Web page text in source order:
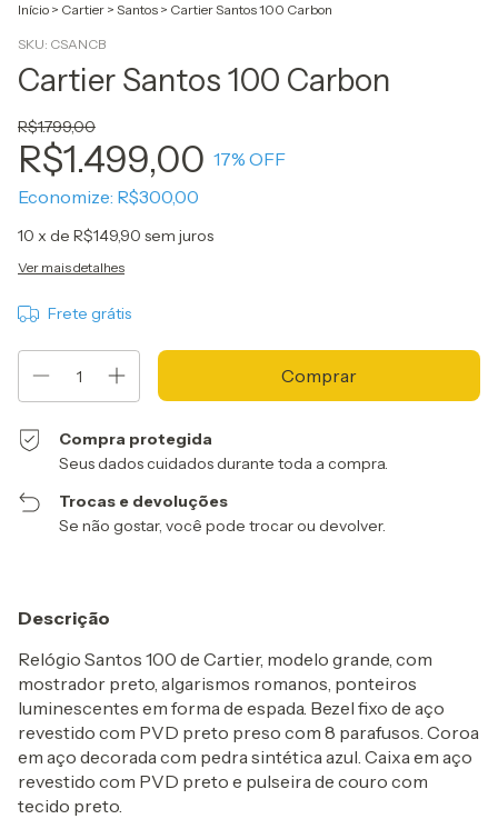
Início > Cartier > Santos > Cartier Santos 100 Carbon
SKU: CSANCB
Cartier Santos 100 Carbon
R$1.799,00
R$1.499,00 17% OFF
Economize: R$300,00
10 x de R$149,90 sem juros
Ver mais detalhes
Frete grátis
Compra protegida
Seus dados cuidados durante toda a compra.
Trocas e devoluções
Se não gostar, você pode trocar ou devolver.
Descrição
Relógio Santos 100 de Cartier, modelo grande, com
mostrador preto, algarismos romanos, ponteiros
luminescentes em forma de espada. Bezel fixo de aço
revestido com PVD preto preso com 8 parafusos. Coroa
em aço decorada com pedra sintética azul. Caixa em aço
revestido com PVD preto e pulseira de couro com
tecido preto.